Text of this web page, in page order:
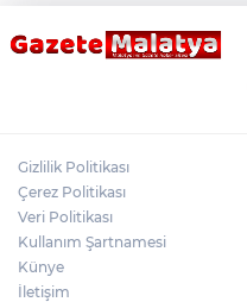
Gizlilik Politikası
Çerez Politikası
Veri Politikası
Kullanım Şartnamesi
Künye
İletişim